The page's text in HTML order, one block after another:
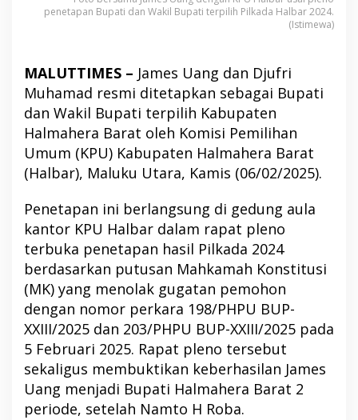
penetapan Bupati dan Wakil Bupati terpilih Pilkada Halbar 2024.
(Istimewa)
MALUTTIMES – James Uang dan Djufri
Muhamad resmi ditetapkan sebagai Bupati
dan Wakil Bupati terpilih Kabupaten
Halmahera Barat oleh Komisi Pemilihan
Umum (KPU) Kabupaten Halmahera Barat
(Halbar), Maluku Utara, Kamis (06/02/2025).
Penetapan ini berlangsung di gedung aula
kantor KPU Halbar dalam rapat pleno
terbuka penetapan hasil Pilkada 2024
berdasarkan putusan Mahkamah Konstitusi
(MK) yang menolak gugatan pemohon
dengan nomor perkara 198/PHPU BUP-
XXIII/2025 dan 203/PHPU BUP-XXIII/2025 pada
5 Februari 2025. Rapat pleno tersebut
sekaligus membuktikan keberhasilan James
Uang menjadi Bupati Halmahera Barat 2
periode, setelah Namto H Roba.